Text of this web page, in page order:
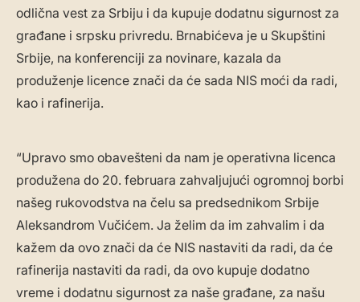
odlična vest za Srbiju i da kupuje dodatnu sigurnost za
građane i srpsku privredu. Brnabićeva je u Skupštini
Srbije, na konferenciji za novinare, kazala da
produženje licence znači da će sada NIS moći da radi,
kao i rafinerija.
“Upravo smo obavešteni da nam je operativna licenca
produžena do 20. februara zahvaljujući ogromnoj borbi
našeg rukovodstva na čelu sa predsednikom Srbije
Aleksandrom Vučićem. Ja želim da im zahvalim i da
kažem da ovo znači da će NIS nastaviti da radi, da će
rafinerija nastaviti da radi, da ovo kupuje dodatno
vreme i dodatnu sigurnost za naše građane, za našu